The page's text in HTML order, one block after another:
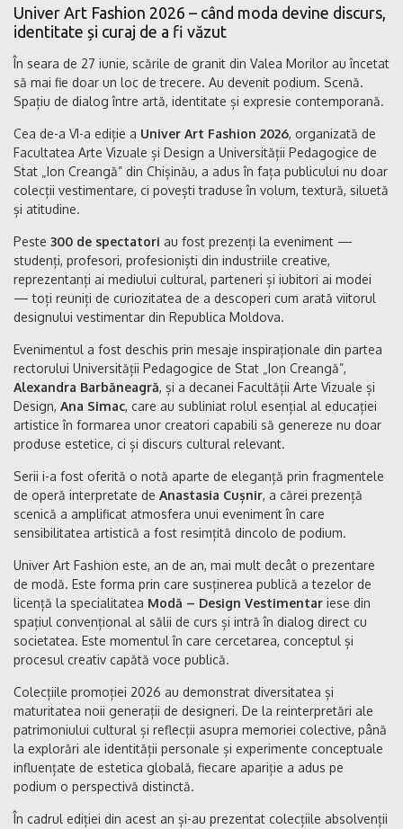
Univer Art Fashion 2026 – când moda devine discurs,
identitate și curaj de a fi văzut
În seara de 27 iunie, scările de granit din Valea Morilor au încetat
să mai fie doar un loc de trecere. Au devenit podium. Scenă.
Spațiu de dialog între artă, identitate și expresie contemporană.
Cea de-a VI-a ediție a Univer Art Fashion 2026, organizată de
Facultatea Arte Vizuale și Design a Universității Pedagogice de
Stat „Ion Creangă” din Chișinău, a adus în fața publicului nu doar
colecții vestimentare, ci povești traduse în volum, textură, siluetă
și atitudine.
Peste 300 de spectatori au fost prezenți la eveniment —
studenți, profesori, profesioniști din industriile creative,
reprezentanți ai mediului cultural, parteneri și iubitori ai modei
— toți reuniți de curiozitatea de a descoperi cum arată viitorul
designului vestimentar din Republica Moldova.
Evenimentul a fost deschis prin mesaje inspiraționale din partea
rectorului Universității Pedagogice de Stat „Ion Creangă”,
Alexandra Barbăneagră, și a decanei Facultății Arte Vizuale și
Design, Ana Simac, care au subliniat rolul esențial al educației
artistice în formarea unor creatori capabili să genereze nu doar
produse estetice, ci și discurs cultural relevant.
Serii i-a fost oferită o notă aparte de eleganță prin fragmentele
de operă interpretate de Anastasia Cușnir, a cărei prezență
scenică a amplificat atmosfera unui eveniment în care
sensibilitatea artistică a fost resimțită dincolo de podium.
Univer Art Fashion este, an de an, mai mult decât o prezentare
de modă. Este forma prin care susținerea publică a tezelor de
licență la specialitatea Modă – Design Vestimentar iese din
spațiul convențional al sălii de curs și intră în dialog direct cu
societatea. Este momentul în care cercetarea, conceptul și
procesul creativ capătă voce publică.
Colecțiile promoției 2026 au demonstrat diversitatea și
maturitatea noii generații de designeri. De la reinterpretări ale
patrimoniului cultural și reflecții asupra memoriei colective, până
la explorări ale identității personale și experimente conceptuale
influențate de estetica globală, fiecare apariție a adus pe
podium o perspectivă distinctă.
În cadrul ediției din acest an și-au prezentat colecțiile absolvenții